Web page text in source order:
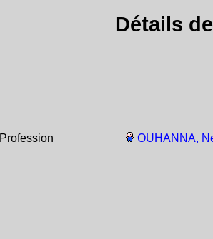
Détails
Profession OUHANNA,